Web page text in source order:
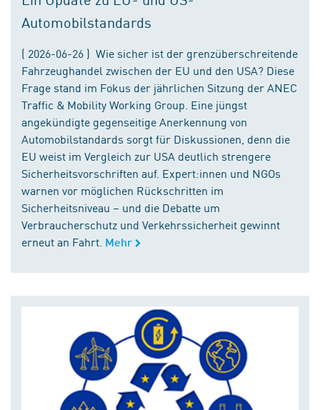
Automobilstandards
( 2026-06-26 ) Wie sicher ist der grenzüberschreitende
Fahrzeughandel zwischen der EU und den USA? Diese
Frage stand im Fokus der jährlichen Sitzung der ANEC
Traffic & Mobility Working Group. Eine jüngst
angekündigte gegenseitige Anerkennung von
Automobilstandards sorgt für Diskussionen, denn die
EU weist im Vergleich zur USA deutlich strengere
Sicherheitsvorschriften auf. Expert:innen und NGOs
warnen vor möglichen Rückschritten im
Sicherheitsniveau – und die Debatte um
Verbraucherschutz und Verkehrssicherheit gewinnt
erneut an Fahrt. Mehr